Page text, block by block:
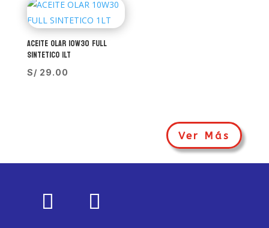
ACEITE OLAR 10W30 FULL
SINTETICO 1LT
S/ 29.00
Ver Más